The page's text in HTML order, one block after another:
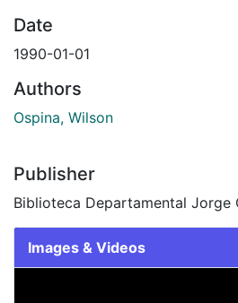
Date
1990-01-01
Authors
Ospina, Wilson
Publisher
Biblioteca Departamental Jorge
Images & Videos